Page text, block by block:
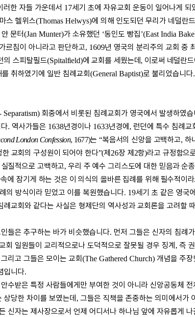
러한 자들 가운데서 17세기 초에 자유교회 운동이 일어나게 되
스 헬위스(Thomas Helwys)에 의해 인도되던 무리가 네덜란
문터(Jan Munter)가 소유했던 ‘동인도 빵집’(East India
르침이 아니라고 판단하고, 1609년 영국의 분리주의 교회 중
의 스피탈필드(Spitalfield)에 교회를 세웠는데 , 이로써 네덜란
를 취하였기에 일반 침례교회(General Baptist)로 불리었습니다.
Separatism)회중에서 비롯된 침례교회가 영국에서 발생하였
.역사가들은 1638년경이나 1633년경에 , 런던에 특수 침례
London Confession, 1677)는 “복음서의 신앙을 고백하고, 하
교회의 구성원이 되어야 한다”(제26장 제 2항)라고 규정함으
질적으로 고백하고, 우리 주 예수 그리스도에 대한 믿음과 순
에 잠기게 하는 것은 이 의식의 올바른 집례를 위해 필수적이
의 방식이라 믿었고 이를 복원했습니다. 19세기 초 같은 영국
례교회와 같다는 사실은 형제단의 역사성과 교회론을 고려할
들은 추구하는 바가 비슷했습니다. 먼저 그들은 신자의 침례
회 일원들이 교리적으로나 도덕적으로 잘못될 경우 징계 ,즉
그리고 그들은 모이는 교회(The Gathered Church)개념을 주
입니다.
수받은 특정 사람들에게만 부여한 것이 아니라 신앙공동체
당한 차이를 보였는데 ,그들은 직책을 존중하는 의미에서가
신자는 제사장으로서 언제 어디서나 하나님 앞에 자유롭게